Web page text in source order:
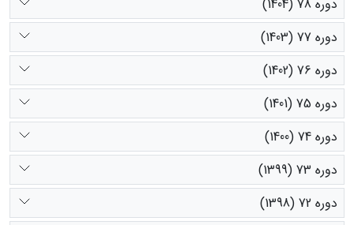
دوره 78 (1404)
دوره 77 (1403)
دوره 76 (1402)
دوره 75 (1401)
دوره 74 (1400)
دوره 73 (1399)
دوره 72 (1398)